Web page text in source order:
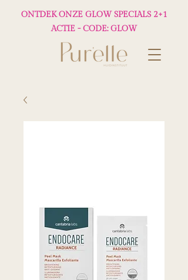
ONTDEK ONZE GLOW SPECIALS 2+1
ACTIE - CODE: GLOW